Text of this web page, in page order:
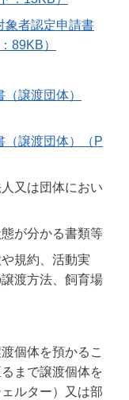
象者認定申請書
89KB）
（譲渡団体）
（譲渡団体）（P
又は団体におい
が分かる書類等
規約、活動実
渡方法、飼育場
個体を預かるこ
まで譲渡個体を
ルター）又は部